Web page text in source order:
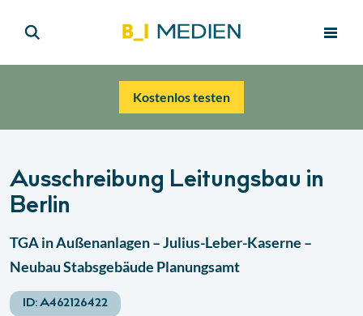
Kostenlos testen
Ausschreibung Leitungsbau in
Berlin
TGA in Außenanlagen – Julius-Leber-Kaserne –
Neubau Stabsgebäude Planungsamt
ID:A462126422